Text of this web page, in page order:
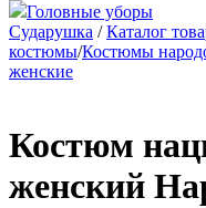
Головные уборы
Сударушка / Каталог
костюмы/Костюмы
женские
Костюм
женский